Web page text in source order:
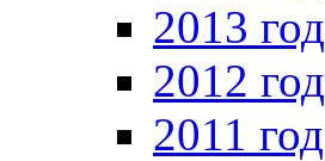
2013 год
2012 год
2011 год